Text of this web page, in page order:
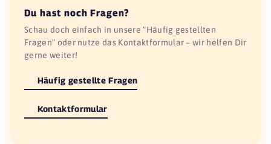
Du hast noch Fragen?
Schau doch einfach in unsere "Häufig gestellten
Fragen" oder nutze das Kontaktformular – wir helfen Dir
gerne weiter!
Häufig gestellte Fragen
Kontaktformular